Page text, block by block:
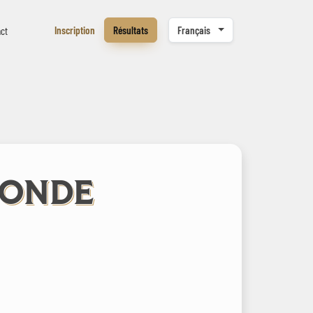
Inscription Résultats Français